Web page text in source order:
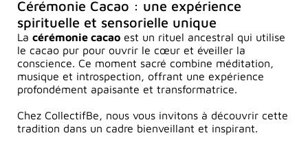
Cérémonie Cacao : une expérience
spirituelle et sensorielle unique
La cérémonie cacao est un rituel ancestral qui utilise
le cacao pur pour ouvrir le cœur et éveiller la
conscience. Ce moment sacré combine méditation,
musique et introspection, offrant une expérience
profondément apaisante et transformatrice.
Chez CollectifBe, nous vous invitons à découvrir cette
tradition dans un cadre bienveillant et inspirant.